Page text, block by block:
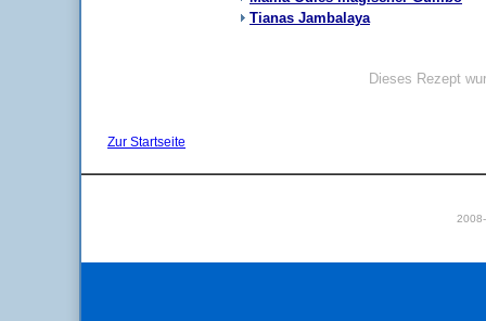
Tianas Jambalaya
Dieses Rezept
Zur Startseite